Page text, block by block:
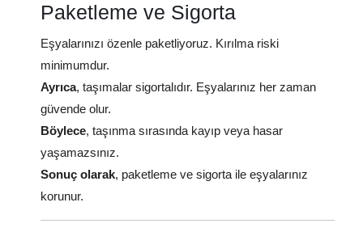
Paketleme ve Sigorta
Eşyalarınızı özenle paketliyoruz. Kırılma riski
minimumdur.
Ayrıca, taşımalar sigortalıdır. Eşyalarınız her zaman
güvende olur.
Böylece, taşınma sırasında kayıp veya hasar
yaşamazsınız.
Sonuç olarak, paketleme ve sigorta ile eşyalarınız
korunur.